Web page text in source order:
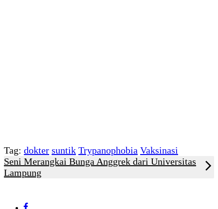
Tag: dokter suntik Trypanophobia Vaksinasi
Seni Merangkai Bunga Anggrek dari Universitas
Lampung